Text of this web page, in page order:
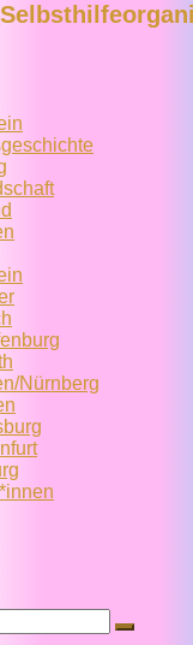
Nürnberg
Suche